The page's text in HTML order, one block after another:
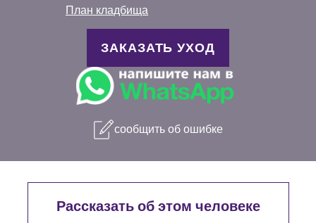
План кладбища
ЗАКАЗАТЬ УХОД
сообщить об ошибке
Рассказать об этом человеке